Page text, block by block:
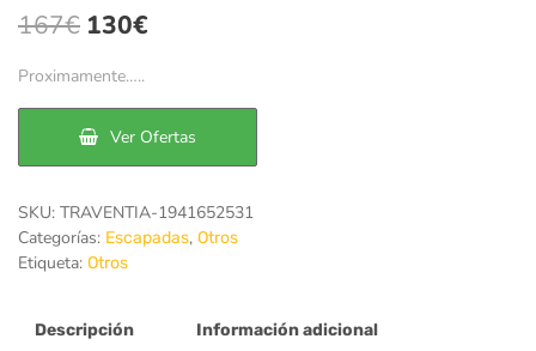
167€ El
era:
167€.
130€
es:
130€.
Proximamente…..
Ver Ofertas
SKU: TRAVENTIA-1941652531
Categorías: Escapadas, Otros
Etiqueta: Otros
Descripción Información adicional